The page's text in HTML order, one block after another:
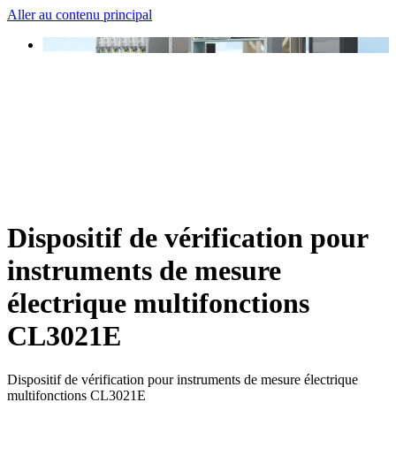
Aller au contenu principal
Dispositif de vérification pour
instruments de mesure
électrique multifonctions
CL3021E
Dispositif de vérification pour instruments de mesure électrique
multifonctions CL3021E